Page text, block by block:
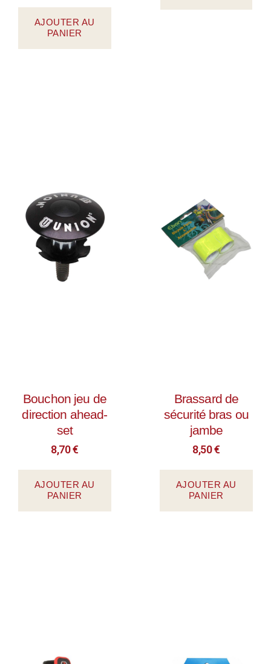
AJOUTER AU
PANIER
Bouchon jeu de
direction ahead-
set
8,70€
AJOUTER AU
PANIER
Brassard de
sécurité bras ou
jambe
8,50€
AJOUTER AU
PANIER